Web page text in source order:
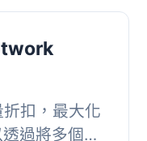
扣，最大化
過將多個小